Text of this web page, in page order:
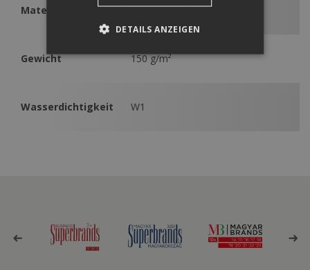
Material PP-Vlies
Gewicht 150 g/m²
Wasserdichtigkeit W1
DETAILS ANZEIGEN